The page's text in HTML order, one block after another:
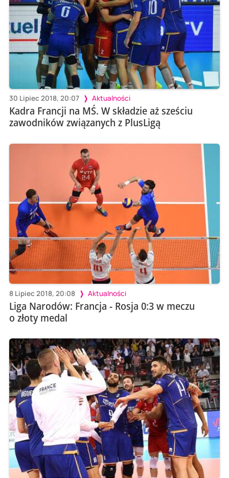
30 Lipiec 2018, 20:07 Aktualności
Kadra Francji na MŚ. W składzie aż sześciu
zawodników związanych z PlusLigą
8 Lipiec 2018, 20:08 Aktualności
Liga Narodów: Francja - Rosja 0:3 w meczu
o złoty medal